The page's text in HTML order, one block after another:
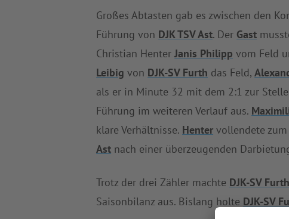
Großes Abtasten gab es zwischen den
Führung von DJK TSV Ast. Der Gast
Christian HenterJanis Philipp vom Feld
Leibig von DJK-SV Furth das Feld,
als er in Minute 32 mit dem 2:1 zur
Führung im weiteren Verlauf aus.
klare Verhältnisse. Henter vollendete
Ast nach einer überzeugenden
Trotz der drei Zähler machte DJK-SV Furth
Saisonbilanz aus. Bislang holte DJK-SV